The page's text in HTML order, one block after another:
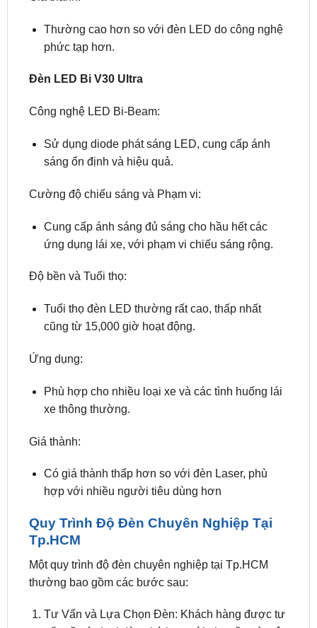
Đèn LED Bi V30 Ultra
Công nghệ LED Bi-Beam:
Sử dụng diode phát sáng LED, cung cấp ánh
Cường độ chiếu sáng và Phạm vi:
Cung cấp ánh sáng đủ sáng cho hầu hết các
Độ bền và Tuổi thọ:
Tuổi thọ đèn LED thường rất cao, thấp nhất
Ứng dụng:
Phù hợp cho nhiều loại xe và các tình huống lái
Giá thành:
Có giá thành thấp hơn so với đèn Laser, phù
Quy Trình Độ Đèn Chuyên Nghiệp Tại
Một quy trình độ đèn chuyên nghiệp tại Tp.HCM
thường bao gồm các bước sau:
Tư Vấn và Lựa Chọn Đèn: Khách hàng được tư
hình xe.